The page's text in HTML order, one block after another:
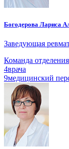
Богодерова Лариса
Заведующая
Команда
4врача
9медицинский